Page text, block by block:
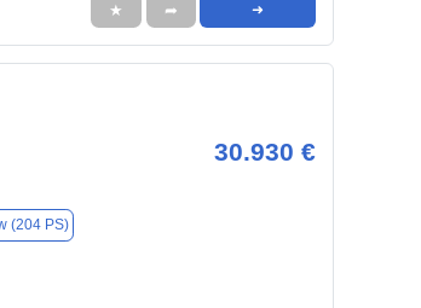
★ ➦ ➜
30.930 €
(204 PS)